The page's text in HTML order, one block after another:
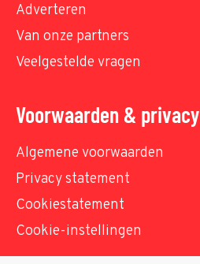
Adverteren
Van onze partners
Veelgestelde vragen
Voorwaarden & privacy
Algemene voorwaarden
Privacy statement
Cookiestatement
Cookie-instellingen